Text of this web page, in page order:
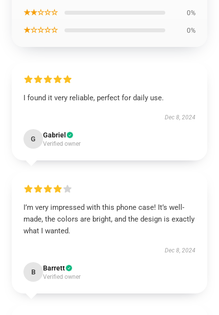
★★☆☆☆ 0%
★☆☆☆☆ 0%
I found it very reliable, perfect for daily use.
Dec 8, 2024
G Gabriel
Verified owner
I’m very impressed with this phone case! It’s well-
made, the colors are bright, and the design is exactly
what I wanted.
Dec 8, 2024
B Barrett
Verified owner